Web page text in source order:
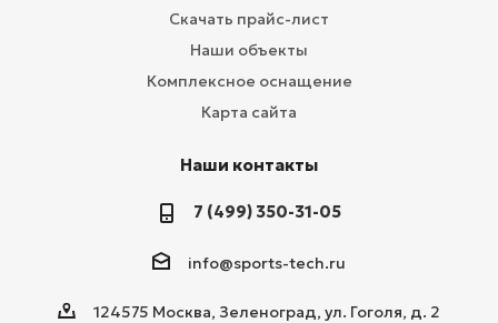
Скачать прайс-лист
Наши объекты
Комплексное оснащение
Карта сайта
Наши контакты
7 (499) 350-31-05
info@sports-tech.ru
124575 Москва, Зеленоград, ул. Гоголя, д. 2